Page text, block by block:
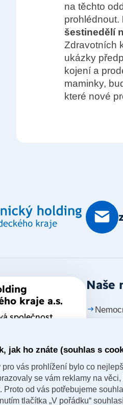
na těchto
prohlédnout.
šestinedělí
Zdravotních
ukázky
kojení a
maminky,
které nové
kraje a.s.
společnost
Naše
nad
jak ho znáte (souhlas s
vás prohlížení bylo co
se vám reklamy na
Proto od vás potřebujeme
tlačítka „V pořádku“